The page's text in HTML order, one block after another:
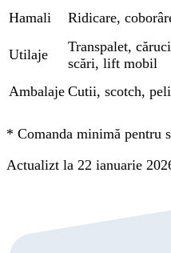
Hamali
Ridicare,
Utilaje
Transpalet,
scări, lift mobil
Ambalaje Cutii, scotch,
* Comanda minimă pentru
Actualizt la 22 ianuarie